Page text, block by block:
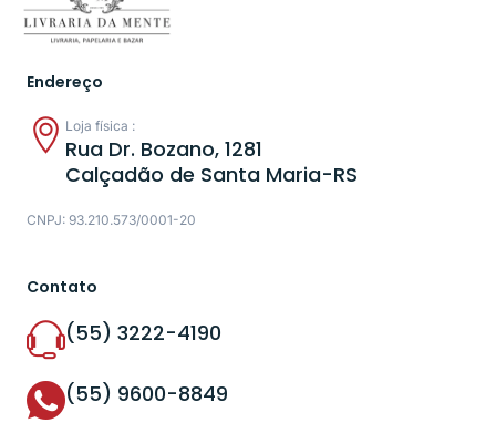
Endereço
Loja física :
Rua Dr. Bozano, 1281
Calçadão de Santa Maria-RS
CNPJ: 93.210.573/0001-20
Contato
(55) 3222-4190
(55) 9600-8849